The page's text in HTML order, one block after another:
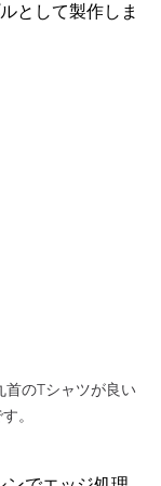
として製作しま
首のTシャツが良い
。